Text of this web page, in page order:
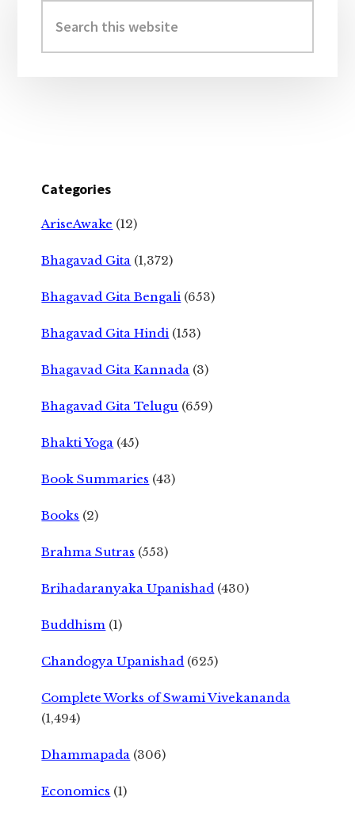
Sidebar
this
website
Categories
AriseAwake (12)
Bhagavad Gita (1,372)
Bhagavad Gita Bengali (653)
Bhagavad Gita Hindi (153)
Bhagavad Gita Kannada (3)
Bhagavad Gita Telugu (659)
Bhakti Yoga (45)
Book Summaries (43)
Books (2)
Brahma Sutras (553)
Brihadaranyaka Upanishad (430)
Buddhism (1)
Chandogya Upanishad (625)
Complete Works of Swami Vivekananda
(1,494)
Dhammapada (306)
Economics (1)